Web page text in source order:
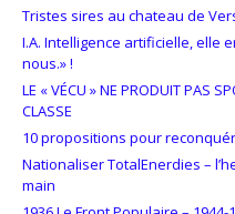
Tristes sires au chateau de
I.A. Intelligence artificielle, elle
nous.» !
LE « VÉCU » NE PRODUIT PAS
CLASSE
10 propositions pour
Nationaliser TotalEnerdies –
main